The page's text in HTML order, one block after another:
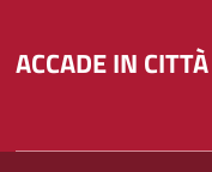
ACCADE IN CITTÀ